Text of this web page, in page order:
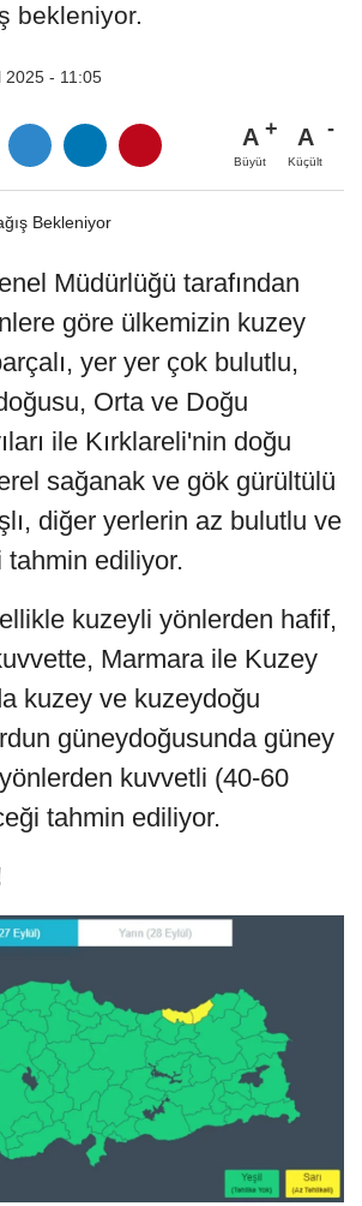
bekleniyor.
2025 - 11:05
A
Büyüt
A
Küçült
Müdürlüğü tarafından
göre ülkemizin kuzey
yer yer çok bulutlu,
Orta ve Doğu
ile Kırklareli'nin doğu
sağanak ve gök gürültülü
diğer yerlerin az bulutlu ve
tahmin ediliyor.
kuzeyli yönlerden hafif,
Marmara ile Kuzey
kuzey ve kuzeydoğu
güneydoğusunda güney
kuvvetli (40-60
tahmin ediliyor.